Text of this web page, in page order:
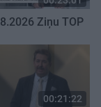
Ziņu TOP
00:21:22